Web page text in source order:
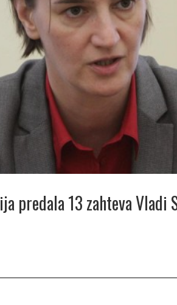
predala 13 zahteva Vladi